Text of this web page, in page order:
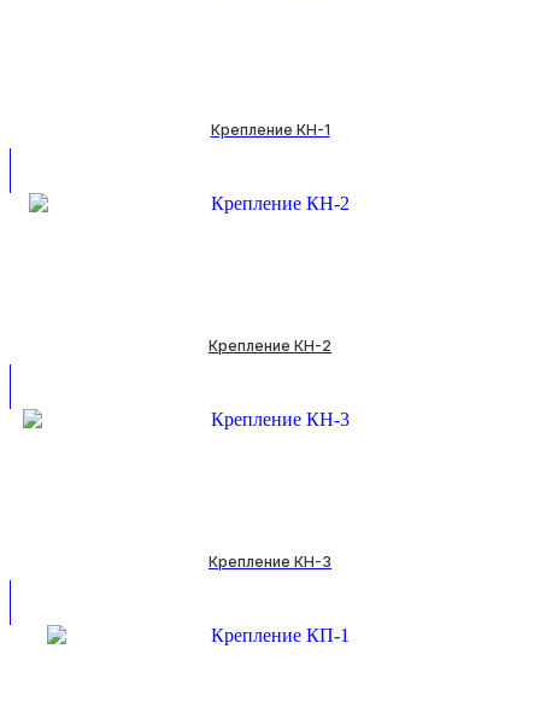
Крепление КН-1
Крепление КН-2
Крепление КН-3